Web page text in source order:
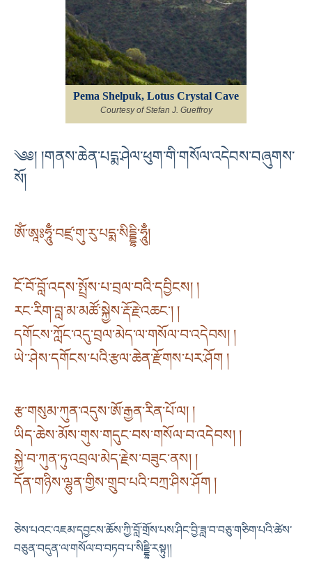
Pema Shelpuk, Lotus Crystal Cave
Courtesy of Stefan J. Gueffroy
༄༅། །གནས་ཆེན་པདྨ་ཤེལ་ཕུག་གི་གསོལ་འདེབས་བཞུགས་
སོ།
ཨོཾ་ཨཱཿཧཱུྃྃ་བཛྲ་གུ་རུ་པདྨ་སིདྡྷི་ཧཱུྃྃ།
ངོ་བོ་བློ་འདས་སྤྲོས་པ་བྲལ་བའི་དབྱིངས། །
རང་རིག་བླ་མ་མཚོ་སྐྱེས་རྡོ་རྗེ་འཆང་། །
དགོངས་ཀློང་འདུ་བྲལ་མེད་ལ་གསོལ་བ་འདེབས། །
ཡེ་་ཤེས་དགོངས་པའི་རྩལ་ཆེན་རྫོགས་པར་ཤོག །
རྩ་གསུམ་ཀུན་འདུས་ཨོ་རྒྱན་རིན་པོ་ལ། །
ཡིད་ཆེས་མོས་གུས་གདུང་བས་གསོལ་བ་འདེབས། །
སྐྱེ་བ་ཀུན་ཏུ་འབྲལ་མེད་རྗེས་བཟུང་ནས། །
དོན་གཉིས་ལྷུན་གྱིས་གྲུབ་པའི་བཀྲ་ཤིས་ཤོག །
ཅེས་པའང་འཇམ་དབྱངས་ཆོས་ཀྱི་བློ་གྲོས་པས་ཤིང་བྱི་ཟླ་བ་བཅུ་གཅིག་པའི་ཚེས་
བཅུན་བདུན་ལ་གསོལ་བ་བཏབ་པ་སིདྡྷི་རསྟུ།།